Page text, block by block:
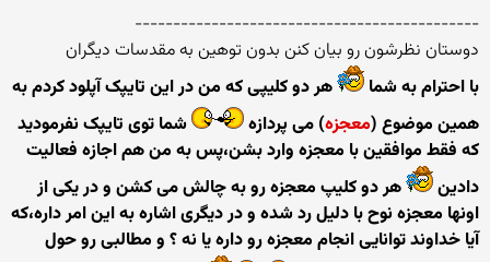
---------------------------------------------
دوستان نظرشون رو بیان كنن بدون توهین به مقدسات دیگران
با احترام به شما
هر دو کلیپی که من در این تایپک آپلود کردم به
همین موضوع (معجزه) می پردازه
شما توی تایپک نفرمودید
که فقط موافقین با معجزه وارد بشن،پس به من هم اجازه فعالیت
دادین
هر دو کلیپ معجزه رو به چالش می کشن و در یکی از
اونها معجزه نوح با دلیل رد شده و در دیگری اشاره به این امر داره،که
آیا خداوند توانایی انجام معجزه رو داره یا نه ؟ و مطالبی رو حول